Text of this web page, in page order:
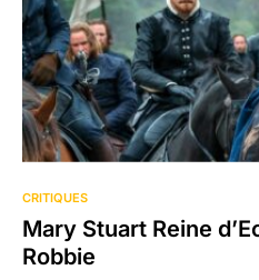
CRITIQUES
Mary Stuart Reine
Robbie